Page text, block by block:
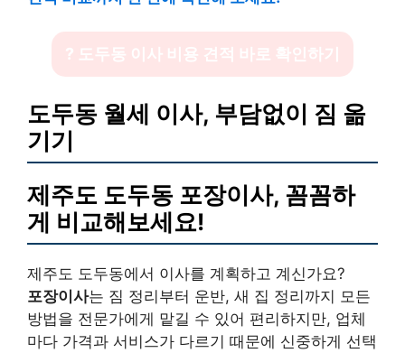
? 도두동 이사 비용 견적 바로 확인하기
도두동 월세 이사, 부담없이 짐 옮
기기
제주도 도두동 포장이사, 꼼꼼하
게 비교해보세요!
제주도 도두동에서 이사를 계획하고 계신가요?
포장이사는 짐 정리부터 운반, 새 집 정리까지 모든
방법을 전문가에게 맡길 수 있어 편리하지만, 업체
마다 가격과 서비스가 다르기 때문에 신중하게 선택